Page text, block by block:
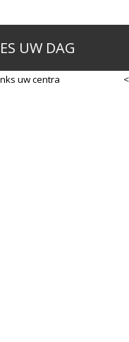
UW DAG
uw centra